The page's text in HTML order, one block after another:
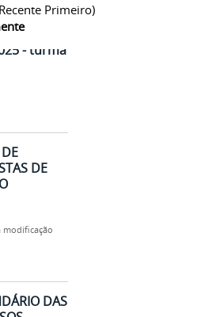
Primeiro)
da
- turma
DE
modificação
DAS